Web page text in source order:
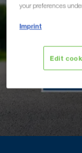
your preferences
Imprint
Edit